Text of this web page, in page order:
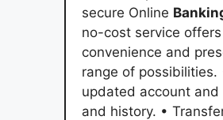
secure Online
no-cost service
convenience and
range of possibilities.
updated account and
and history. •